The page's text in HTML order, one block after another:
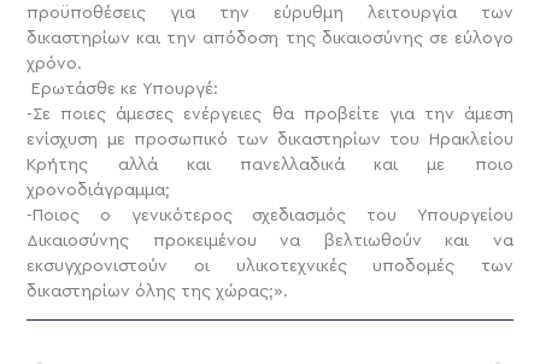
προϋποθέσεις για την εύρυθμη λειτουργία των
δικαστηρίων και την απόδοση της δικαιοσύνης σε εύλογο
χρόνο.
Ερωτάσθε κε Υπουργέ:
-Σε ποιες άμεσες ενέργειες θα προβείτε για την άμεση
ενίσχυση με προσωπικό των δικαστηρίων του Ηρακλείου
Κρήτης αλλά και πανελλαδικά και με ποιο
χρονοδιάγραμμα;
-Ποιος ο γενικότερος σχεδιασμός του Υπουργείου
Δικαιοσύνης προκειμένου να βελτιωθούν και να
εκσυγχρονιστούν οι υλικοτεχνικές υποδομές των
δικαστηρίων όλης της χώρας;».